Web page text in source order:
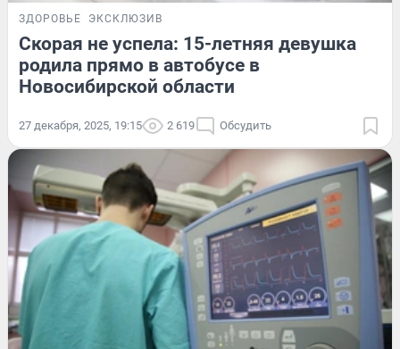
ЗДОРОВЬЕ ЭКСКЛЮЗИВ
Скорая не успела: 15-летняя девушка
родила прямо в автобусе в
Новосибирской области
27 декабря, 2025, 19:15 2 619 Обсудить